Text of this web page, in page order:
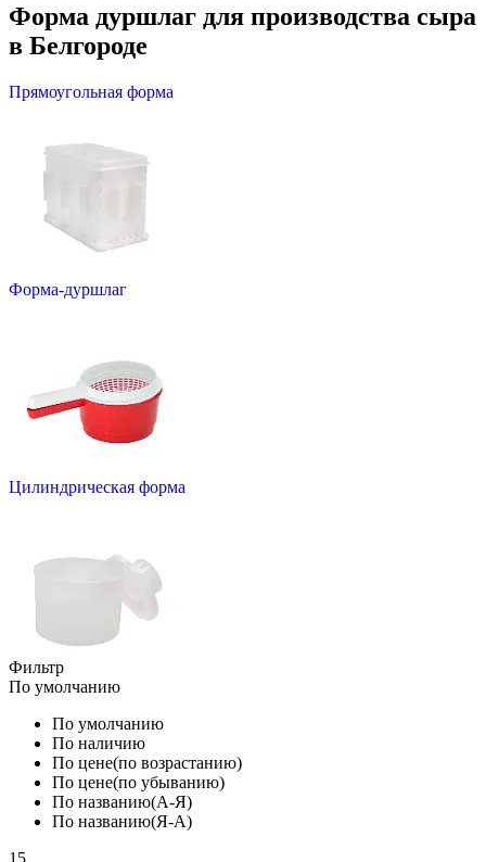
Форма дуршлаг для производства сыра
в Белгороде
Прямоугольная форма
Форма-дуршлаг
Цилиндрическая форма
Фильтр
По умолчанию
По умолчанию
По наличию
По цене(по возрастанию)
По цене(по убыванию)
По названию(А-Я)
По названию(Я-А)
15